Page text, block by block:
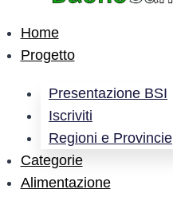
Home
Progetto
Presentazione BSI
Iscriviti
Regioni e Provincie
Categorie
Alimentazione